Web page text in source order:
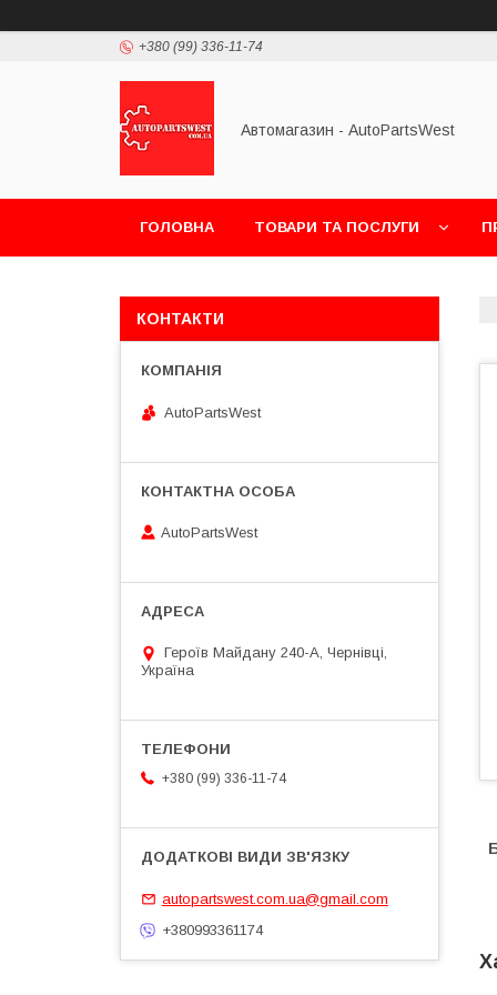
+380 (99) 336-11-74
Автомагазин - AutoPartsWest
ГОЛОВНА ТОВАРИ ТА ПОСЛУГИ
КОНТАКТИ
AutoPartsWest
AutoPartsWest
Героїв Майдану 240-А, Чернівці,
Україна
+380 (99) 336-11-74
autopartswest.com.ua@gmail.com
+380993361174